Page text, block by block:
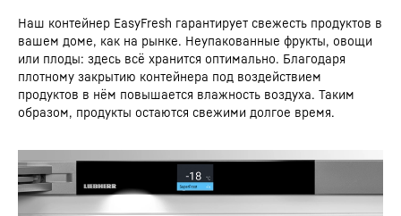
Наш контейнер EasyFresh гарантирует свежесть продуктов в
вашем доме, как на рынке. Неупакованные фрукты, овощи
или плоды: здесь всё хранится оптимально. Благодаря
плотному закрытию контейнера под воздействием
продуктов в нём повышается влажность воздуха. Таким
образом, продукты остаются свежими долгое время.